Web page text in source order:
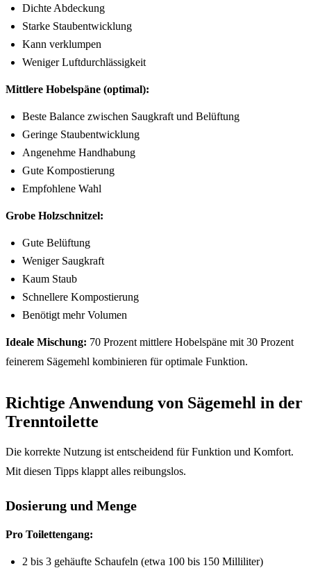
Dichte Abdeckung
Starke Staubentwicklung
Kann verklumpen
Weniger Luftdurchlässigkeit
Mittlere Hobelspäne (optimal):
Beste Balance zwischen Saugkraft und Belüftung
Geringe Staubentwicklung
Angenehme Handhabung
Gute Kompostierung
Empfohlene Wahl
Grobe Holzschnitzel:
Gute Belüftung
Weniger Saugkraft
Kaum Staub
Schnellere Kompostierung
Benötigt mehr Volumen
Ideale Mischung: 70 Prozent mittlere Hobelspäne mit 30 Prozent
feinerem Sägemehl kombinieren für optimale Funktion.
Richtige Anwendung von Sägemehl in der
Trenntoilette
Die korrekte Nutzung ist entscheidend für Funktion und Komfort.
Mit diesen Tipps klappt alles reibungslos.
Dosierung und Menge
Pro Toilettengang:
2 bis 3 gehäufte Schaufeln (etwa 100 bis 150 Milliliter)